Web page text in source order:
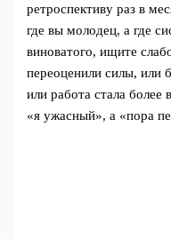
ретроспективу раз в
где вы молодец, а где
виноватого, ищите
переоценили силы, или
или работа стала
«я ужасный», а «пора